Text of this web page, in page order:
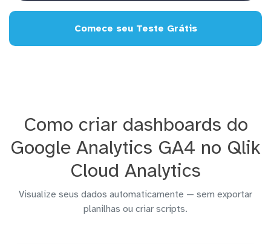
Comece seu Teste Grátis
Como criar dashboards do
Google Analytics GA4 no Qlik
Cloud Analytics
Visualize seus dados automaticamente — sem exportar
planilhas ou criar scripts.